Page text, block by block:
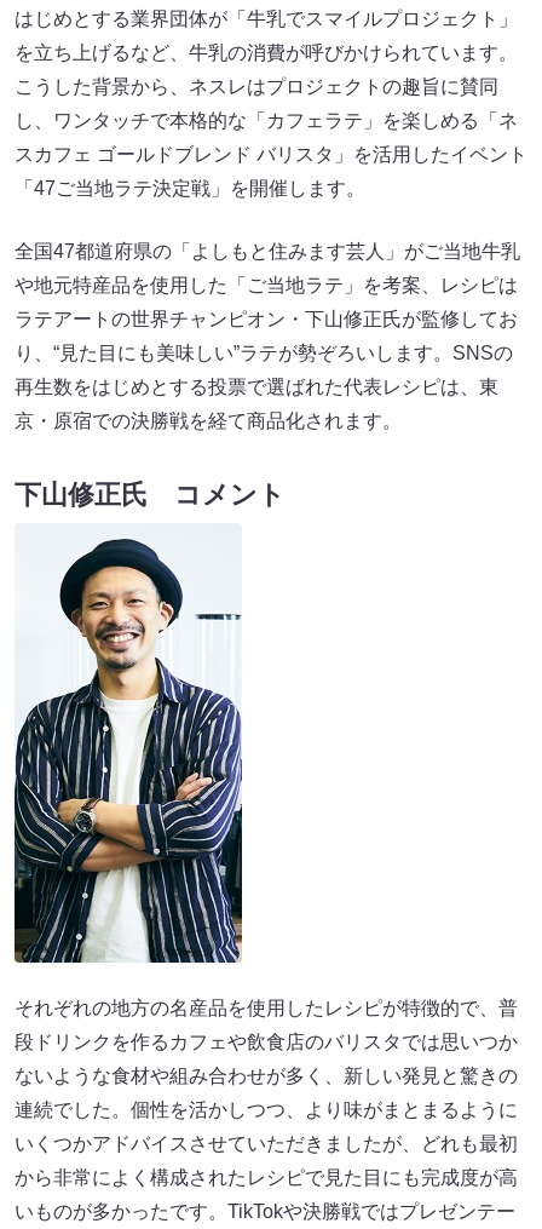
はじめとする業界団体が「牛乳でスマイルプロジェクト」
を立ち上げるなど、牛乳の消費が呼びかけられています。
こうした背景から、ネスレはプロジェクトの趣旨に賛同
し、ワンタッチで本格的な「カフェラテ」を楽しめる「ネ
スカフェ ゴールドブレンド バリスタ」を活用したイベント
「47ご当地ラテ決定戦」を開催します。
全国47都道府県の「よしもと住みます芸人」がご当地牛乳
や地元特産品を使用した「ご当地ラテ」を考案、レシピは
ラテアートの世界チャンピオン・下山修正氏が監修してお
り、“見た目にも美味しい”ラテが勢ぞろいします。SNSの
再生数をはじめとする投票で選ばれた代表レシピは、東
京・原宿での決勝戦を経て商品化されます。
下山修正氏 コメント
それぞれの地方の名産品を使用したレシピが特徴的で、普
段ドリンクを作るカフェや飲食店のバリスタでは思いつか
ないような食材や組み合わせが多く、新しい発見と驚きの
連続でした。個性を活かしつつ、より味がまとまるように
いくつかアドバイスさせていただきましたが、どれも最初
から非常によく構成されたレシピで見た目にも完成度が高
いものが多かったです。TikTokや決勝戦ではプレゼンテー